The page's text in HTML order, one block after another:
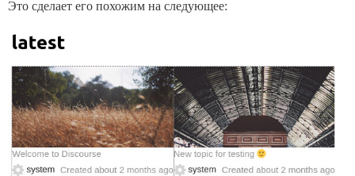
Это сделает его похожим на следующее: